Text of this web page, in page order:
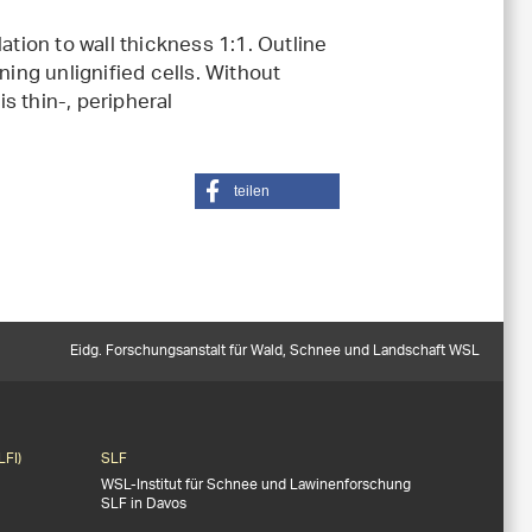
to wall thickness 1:1. Outline
unlignified cells. Without
thin-, peripheral
teilen
Eidg. Forschungsanstalt für Wald, Schnee und Landschaft WSL
SLF
WSL-Institut für Schnee und Lawinenforschung
SLF in Davos